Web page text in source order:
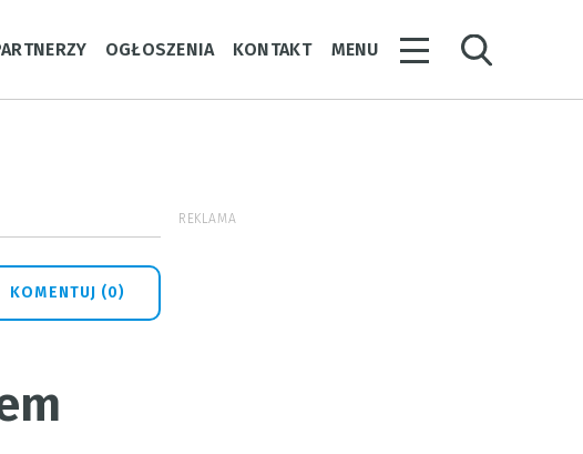
OGŁOSZENIA KONTAKT MENU
KOMENTUJ (0)
REKLAMA